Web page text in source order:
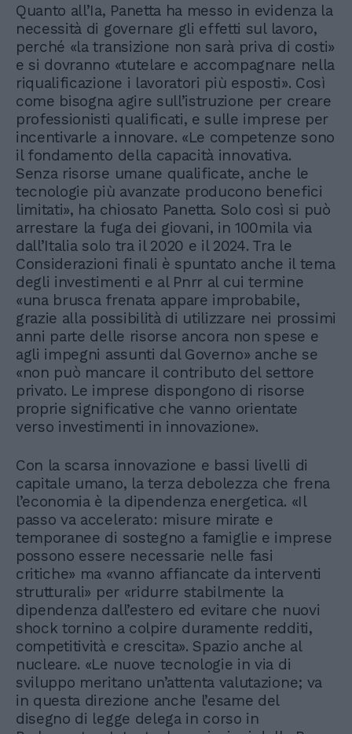
Quanto all’Ia, Panetta ha messo in evidenza la
necessità di governare gli effetti sul lavoro,
perché «la transizione non sarà priva di costi»
e si dovranno «tutelare e accompagnare nella
riqualificazione i lavoratori più esposti». Così
come bisogna agire sull’istruzione per creare
professionisti qualificati, e sulle imprese per
incentivarle a innovare. «Le competenze sono
il fondamento della capacità innovativa.
Senza risorse umane qualificate, anche le
tecnologie più avanzate producono benefici
limitati», ha chiosato Panetta. Solo così si può
arrestare la fuga dei giovani, in 100mila via
dall’Italia solo tra il 2020 e il 2024. Tra le
Considerazioni finali è spuntato anche il tema
degli investimenti e al Pnrr al cui termine
«una brusca frenata appare improbabile,
grazie alla possibilità di utilizzare nei prossimi
anni parte delle risorse ancora non spese e
agli impegni assunti dal Governo» anche se
«non può mancare il contributo del settore
privato. Le imprese dispongono di risorse
proprie significative che vanno orientate
verso investimenti in innovazione».
Con la scarsa innovazione e bassi livelli di
capitale umano, la terza debolezza che frena
l’economia è la dipendenza energetica. «Il
passo va accelerato: misure mirate e
temporanee di sostegno a famiglie e imprese
possono essere necessarie nelle fasi
critiche» ma «vanno affiancate da interventi
strutturali» per «ridurre stabilmente la
dipendenza dall’estero ed evitare che nuovi
shock tornino a colpire duramente redditi,
competitività e crescita». Spazio anche al
nucleare. «Le nuove tecnologie in via di
sviluppo meritano un’attenta valutazione; va
in questa direzione anche l’esame del
disegno di legge delega in corso in